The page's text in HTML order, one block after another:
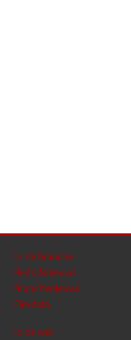
In de branche
Bedrijfsnieuws
Branchenieuws
Flexdata
In de wet